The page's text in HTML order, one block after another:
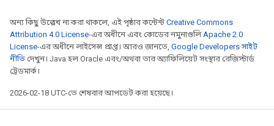
অন্য কিছু উল্লেখ না করা থাকলে, এই পৃষ্ঠার কন্টেন্ট Creative Commons
Attribution 4.0 License-এর অধীনে এবং কোডের নমুনাগুলিApache 2.0
License-এর অধীনে লাইসেন্স প্রাপ্ত। আরও জানতে, Google Developers সাইট
নীতি দেখুন। Java হল Oracle এবং/অথবা তার অ্যাফিলিয়েট সংস্থার রেজিস্টার্ড
ট্রেডমার্ক।
2026-02-18 UTC-তে শেষবার আপডেট করা হয়েছে।